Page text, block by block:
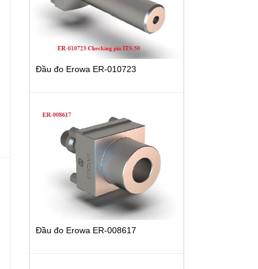
Đầu đo Erowa ER-010723
Đầu đo Erowa ER-008617